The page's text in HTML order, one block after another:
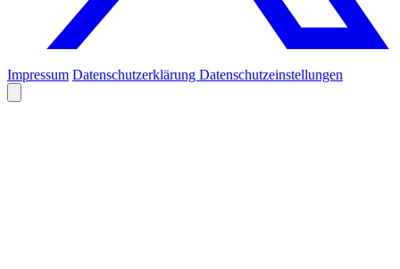
Impressum Datenschutzerklärung Datenschutzeinstellungen